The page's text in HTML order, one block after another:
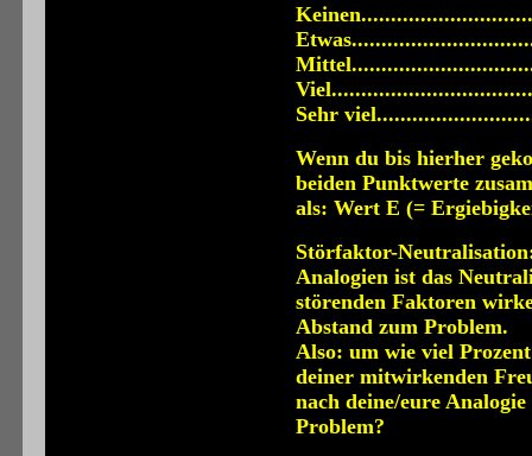
Sehr
Wenn du bis hierher
beiden Punktwerte
als: Wert E (=
Störfaktor-
Analogien ist das
störenden Faktoren
Abstand zum Problem.
Also: um wie viel
deiner mitwirkenden
nach deine/eure
Problem?